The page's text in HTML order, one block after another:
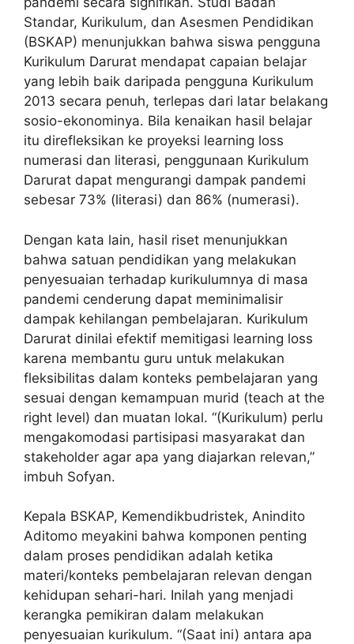
Standar, Kurikulum, dan Asesmen Pendidikan
(BSKAP) menunjukkan bahwa siswa pengguna
Kurikulum Darurat mendapat capaian belajar
yang lebih baik daripada pengguna Kurikulum
2013 secara penuh, terlepas dari latar belakang
sosio-ekonominya. Bila kenaikan hasil belajar
itu direfleksikan ke proyeksi learning loss
numerasi dan literasi, penggunaan Kurikulum
Darurat dapat mengurangi dampak pandemi
sebesar 73% (literasi) dan 86% (numerasi).
Dengan kata lain, hasil riset menunjukkan
bahwa satuan pendidikan yang melakukan
penyesuaian terhadap kurikulumnya di masa
pandemi cenderung dapat meminimalisir
dampak kehilangan pembelajaran. Kurikulum
Darurat dinilai efektif memitigasi learning loss
karena membantu guru untuk melakukan
fleksibilitas dalam konteks pembelajaran yang
sesuai dengan kemampuan murid (teach at the
right level) dan muatan lokal. “(Kurikulum) perlu
mengakomodasi partisipasi masyarakat dan
stakeholder agar apa yang diajarkan relevan,”
imbuh Sofyan.
Kepala BSKAP, Kemendikbudristek, Anindito
Aditomo meyakini bahwa komponen penting
dalam proses pendidikan adalah ketika
materi/konteks pembelajaran relevan dengan
kehidupan sehari-hari. Inilah yang menjadi
kerangka pemikiran dalam melakukan
penyesuaian kurikulum. “(Saat ini) antara apa